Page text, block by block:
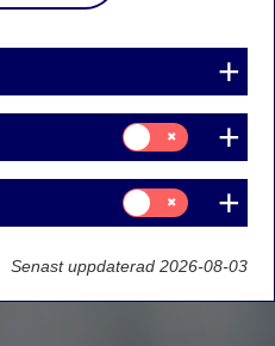
Samtycke
för:
Statistik
Samtycke
för:
Marknadsföring
Senast uppdaterad 2026-08-03